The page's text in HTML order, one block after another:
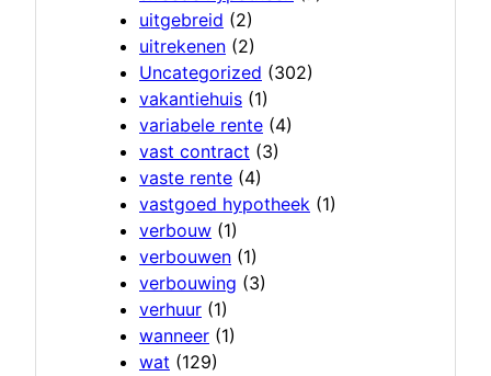
uitgebreid (2)
uitrekenen (2)
Uncategorized (302)
vakantiehuis (1)
variabele rente (4)
vast contract (3)
vaste rente (4)
vastgoed hypotheek (1)
verbouw (1)
verbouwen (1)
verbouwing (3)
verhuur (1)
wanneer (1)
wat (129)